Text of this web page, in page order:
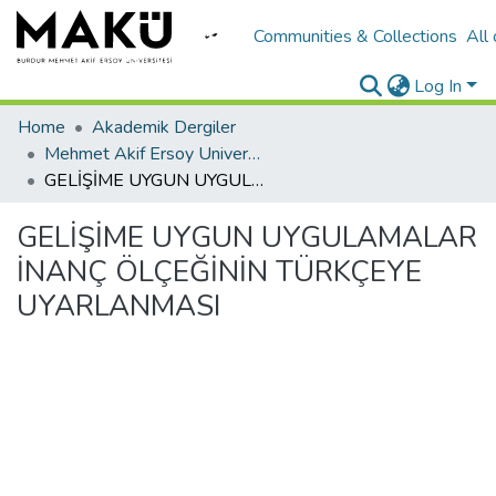
Communities & Collections All
Log In
Home
Akademik Dergiler
Mehmet Akif Ersoy University Journal of Education Faculty
GELİŞİME UYGUN UYGULAMALAR İNANÇ ÖLÇEĞİNİN TÜRKÇEYE UYARLANMASI
GELİŞİME UYGUN UYGULAMALAR
İNANÇ ÖLÇEĞİNİN TÜRKÇEYE
UYARLANMASI